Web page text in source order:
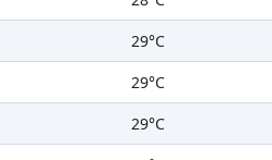
29°C
29°C
29°C